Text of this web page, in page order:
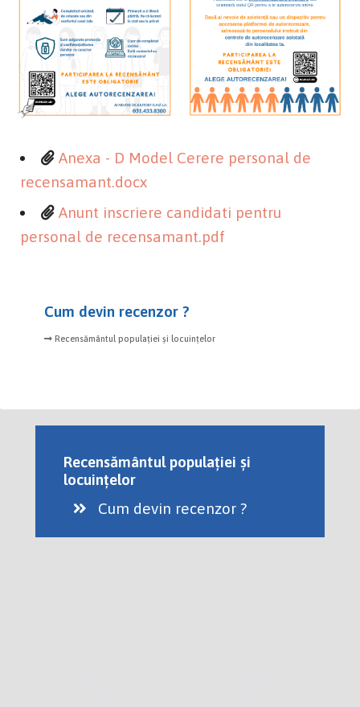
Anexa - D Model Cerere personal de
recensamant.docx
Anunt inscriere candidati pentru
personal de recensamant.pdf
Cum devin recenzor ?
Recensământul populației și locuințelor
Recensământul populației și
locuințelor
Cum devin recenzor ?